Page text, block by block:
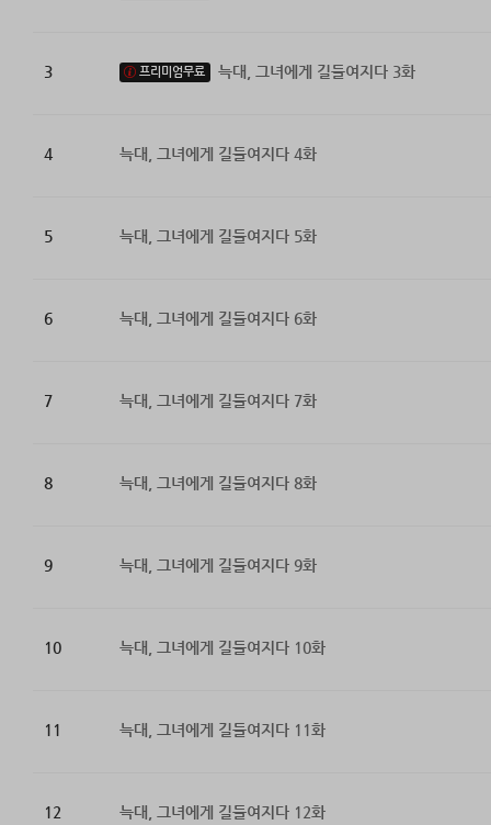
3 프리미엄무료 늑대, 그녀에게 길들여지다 3화
4 늑대, 그녀에게 길들여지다 4화
5 늑대, 그녀에게 길들여지다 5화
6 늑대, 그녀에게 길들여지다 6화
7 늑대, 그녀에게 길들여지다 7화
8 늑대, 그녀에게 길들여지다 8화
9 늑대, 그녀에게 길들여지다 9화
10 늑대, 그녀에게 길들여지다 10화
11 늑대, 그녀에게 길들여지다 11화
12 늑대, 그녀에게 길들여지다 12화